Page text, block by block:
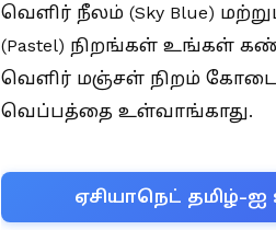
வெளிர் நீலம் (Sky Blue)
(Pastel) நிறங்கள் உங்கள்
வெளிர் மஞ்சள் நிறம்
வெப்பத்தை உள்வாங்காது.
ஏசியாநெட்